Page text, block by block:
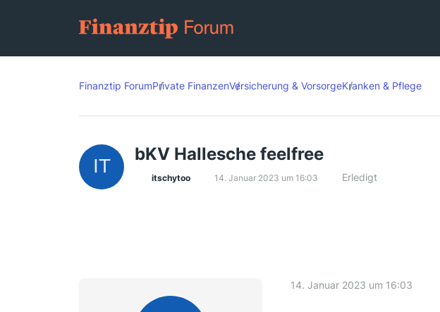
Finanztip ForumPrivate FinanzenVersicherung & VorsorgeKranken & Pflege
bKV Hallesche feelfree
itschytoo 14. Januar 2023 um 16:03 Erledigt
14. Januar 2023 um 16:03